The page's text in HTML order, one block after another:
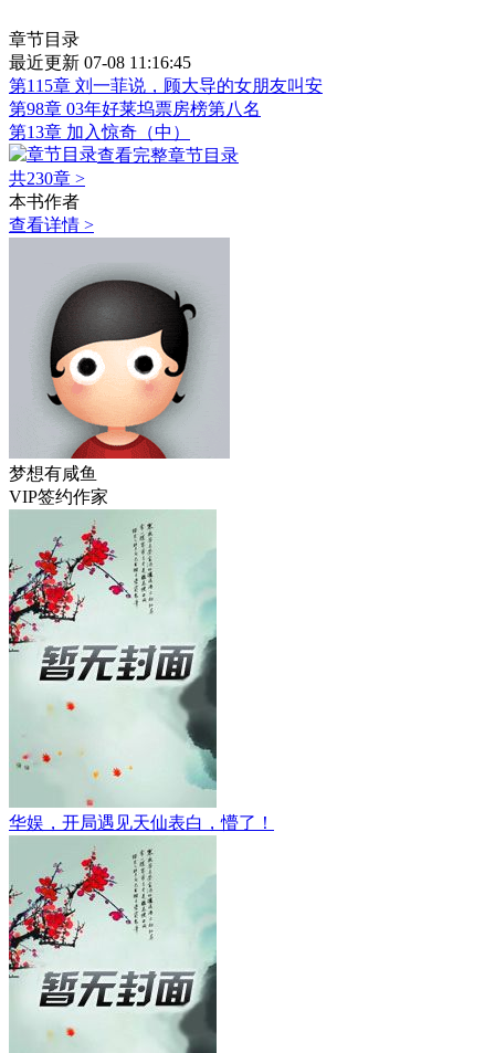
章节目录
最近更新 07-08 11:16:45
第115章 刘一菲说，顾大导的女朋友叫安
第98章 03年好莱坞票房榜第八名
第13章 加入惊奇（中）
查看完整章节目录
共230章 >
本书作者
查看详情 >
梦想有咸鱼
VIP签约作家
华娱，开局遇见天仙表白，懵了！